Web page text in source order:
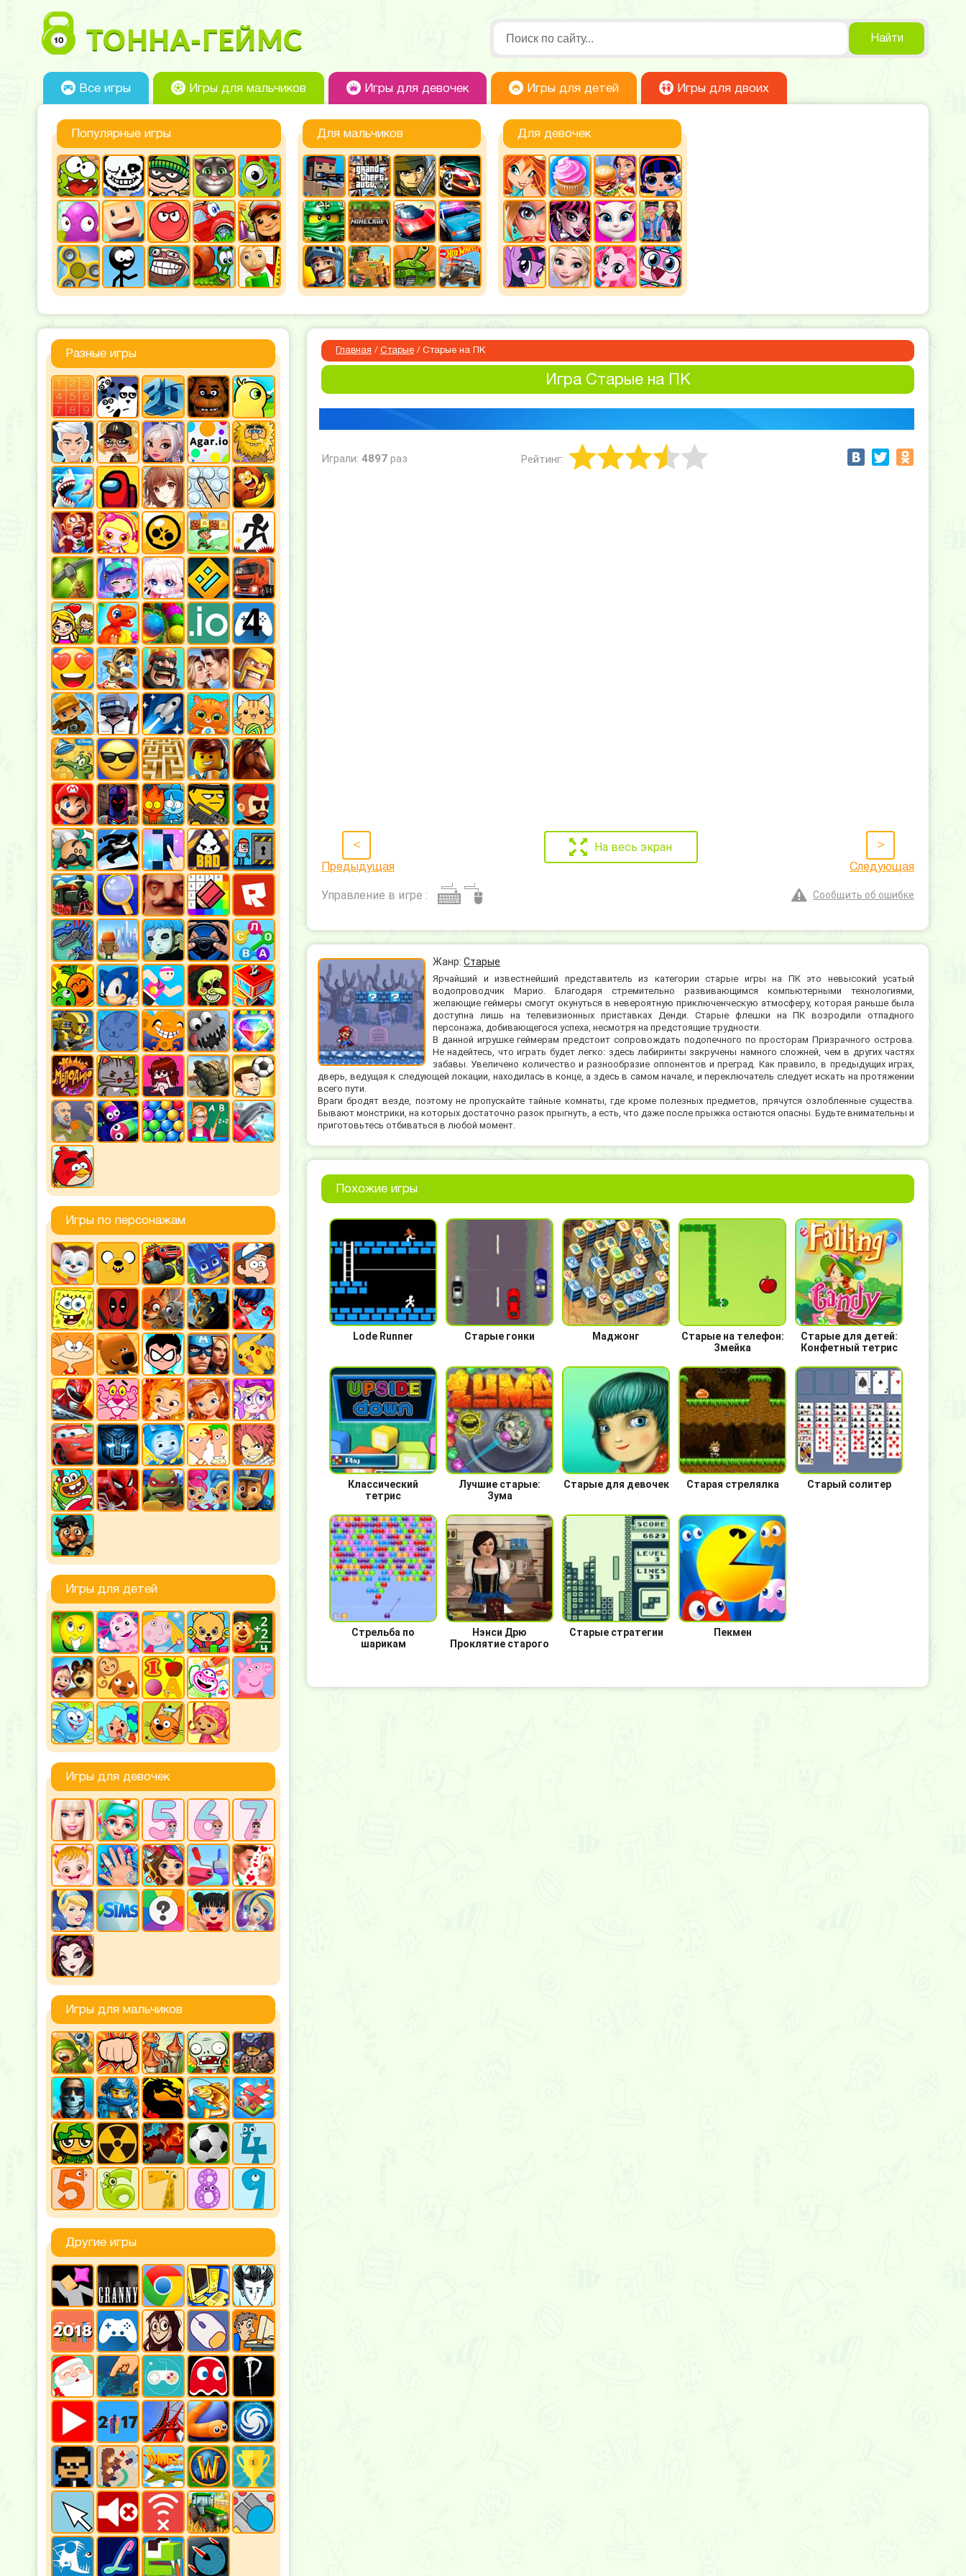
Найти
Все игры Игры для мальчиков Игры для девочек Игры для детей Игры для двоих
Популярные игры Для мальчиков Для девочек
Разные игры
Игры по персонажам
Игры для детей
Игры для девочек
Игры для мальчиков
Другие игры
Главная / Старые / Старые на ПК
Игра Старые на ПК
Играли: 4897 раз Рейтинг:
<
Предыдущая
На весь экран >
Следующая
Управление в игре : Сообщить об ошибке
Жанр: Старые
Ярчайший и известнейший представитель из категории старые игры на ПК это невысокий усатый
водопроводчик Марио. Благодаря стремительно развивающимся компьютерными технологиями,
желающие геймеры смогут окунуться в невероятную приключенческую атмосферу, которая раньше была
доступна лишь на телевизионных приставках Денди. Старые флешки на ПК возродили отпадного
персонажа, добивающегося успеха, несмотря на предстоящие трудности.
В данной игрушке геймерам предстоит сопровождать подопечного по просторам Призрачного острова.
Не надейтесь, что играть будет легко: здесь лабиринты закручены намного сложней, чем в других частях
забавы. Увеличено количество и разнообразие оппонентов и преград. Как правило, в предыдущих играх,
дверь, ведущая к следующей локации, находилась в конце, а здесь в самом начале, и переключатель следует искать на протяжении
всего пути.
Враги бродят везде, поэтому не пропускайте тайные комнаты, где кроме полезных предметов, прячутся озлобленные существа.
Бывают монстрики, на которых достаточно разок прыгнуть, а есть, что даже после прыжка остаются опасны. Будьте внимательны и
приготовьтесь отбиваться в любой момент.
Похожие игры
Lode Runner Старые гонки Маджонг
Старые на телефон:
Змейка
Старые для детей:
Конфетный тетрис
Классический
тетрис
Лучшие старые:
Зума
Старые для девочек Старая стрелялка Старый солитер
Стрельба по
шарикам
Нэнси Дрю
Проклятие старого
Старые стратегии Пекмен